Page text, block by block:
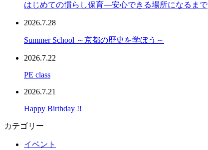
はじめての慣らし保育―安心できる場所になるまで
2026.7.28
Summer School ～京都の歴史を学ぼう～
2026.7.22
PE class
2026.7.21
Happy Birthday !!
カテゴリー
イベント